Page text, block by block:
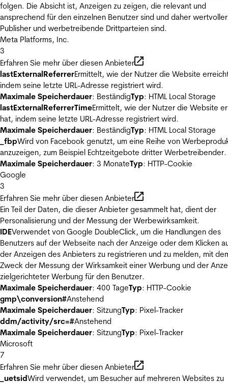
folgen. Die Absicht ist, Anzeigen zu zeigen, die relevant und
ansprechend für den einzelnen Benutzer sind und daher
Publisher und werbetreibende Drittparteien sind.
Meta Platforms, Inc.
3
Erfahren Sie mehr über diesen Anbieter
lastExternalReferrerErmittelt, wie der Nutzer die Website
indem seine letzte URL-Adresse registriert wird.
Maximale Speicherdauer: BeständigTyp: HTML Local Storage
lastExternalReferrerTimeErmittelt, wie der Nutzer die Website
hat, indem seine letzte URL-Adresse registriert wird.
Maximale Speicherdauer: BeständigTyp: HTML Local Storage
_fbpWird von Facebook genutzt, um eine Reihe von
anzuzeigen, zum Beispiel Echtzeitgebote dritter Werbetreibender.
Maximale Speicherdauer: 3 MonateTyp: HTTP-Cookie
Google
3
Erfahren Sie mehr über diesen Anbieter
Ein Teil der Daten, die dieser Anbieter gesammelt hat, dient der
Personalisierung und der Messung der Werbewirksamkeit.
IDEVerwendet von Google DoubleClick, um die Handlungen des
Benutzers auf der Webseite nach der Anzeige oder dem Klicken
der Anzeigen des Anbieters zu registrieren und zu melden, mit
Zweck der Messung der Wirksamkeit einer Werbung und der
zielgerichteter Werbung für den Benutzer.
Maximale Speicherdauer: 400 TageTyp: HTTP-Cookie
gmp\conversion#Anstehend
Maximale Speicherdauer: SitzungTyp: Pixel-Tracker
ddm/activity/src=#Anstehend
Maximale Speicherdauer: SitzungTyp: Pixel-Tracker
Microsoft
7
Erfahren Sie mehr über diesen Anbieter
_uetsidWird verwendet, um Besucher auf mehreren Websites zu